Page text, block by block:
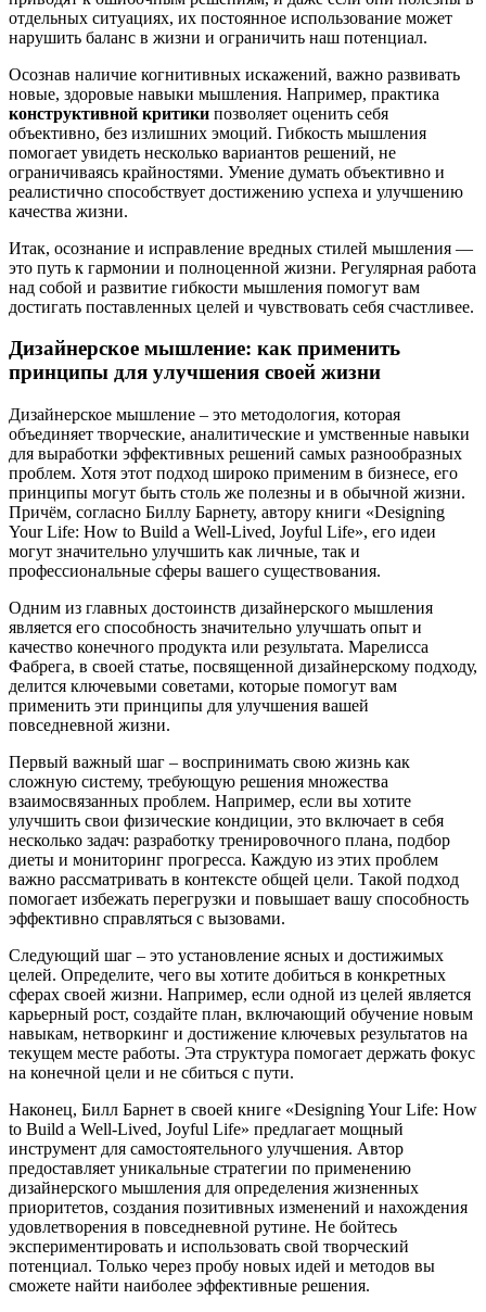
отдельных ситуациях, их постоянное использование может
нарушить баланс в жизни и ограничить наш потенциал.
Осознав наличие когнитивных искажений, важно развивать
новые, здоровые навыки мышления. Например, практика
конструктивной критики позволяет оценить себя
объективно, без излишних эмоций. Гибкость мышления
помогает увидеть несколько вариантов решений, не
ограничиваясь крайностями. Умение думать объективно и
реалистично способствует достижению успеха и улучшению
качества жизни.
Итак, осознание и исправление вредных стилей мышления —
это путь к гармонии и полноценной жизни. Регулярная работа
над собой и развитие гибкости мышления помогут вам
достигать поставленных целей и чувствовать себя счастливее.
Дизайнерское мышление: как применить
принципы для улучшения своей жизни
Дизайнерское мышление – это методология, которая
объединяет творческие, аналитические и умственные навыки
для выработки эффективных решений самых разнообразных
проблем. Хотя этот подход широко применим в бизнесе, его
принципы могут быть столь же полезны и в обычной жизни.
Причём, согласно Биллу Барнету, автору книги «Designing
Your Life: How to Build a Well-Lived, Joyful Life», его идеи
могут значительно улучшить как личные, так и
профессиональные сферы вашего существования.
Одним из главных достоинств дизайнерского мышления
является его способность значительно улучшать опыт и
качество конечного продукта или результата. Марелисса
Фабрега, в своей статье, посвященной дизайнерскому подходу,
делится ключевыми советами, которые помогут вам
применить эти принципы для улучшения вашей
повседневной жизни.
Первый важный шаг – воспринимать свою жизнь как
сложную систему, требующую решения множества
взаимосвязанных проблем. Например, если вы хотите
улучшить свои физические кондиции, это включает в себя
несколько задач: разработку тренировочного плана, подбор
диеты и мониторинг прогресса. Каждую из этих проблем
важно рассматривать в контексте общей цели. Такой подход
помогает избежать перегрузки и повышает вашу способность
эффективно справляться с вызовами.
Следующий шаг – это установление ясных и достижимых
целей. Определите, чего вы хотите добиться в конкретных
сферах своей жизни. Например, если одной из целей является
карьерный рост, создайте план, включающий обучение новым
навыкам, нетворкинг и достижение ключевых результатов на
текущем месте работы. Эта структура помогает держать фокус
на конечной цели и не сбиться с пути.
Наконец, Билл Барнет в своей книге «Designing Your Life: How
to Build a Well-Lived, Joyful Life» предлагает мощный
инструмент для самостоятельного улучшения. Автор
предоставляет уникальные стратегии по применению
дизайнерского мышления для определения жизненных
приоритетов, создания позитивных изменений и нахождения
удовлетворения в повседневной рутине. Не бойтесь
экспериментировать и использовать свой творческий
потенциал. Только через пробу новых идей и методов вы
сможете найти наиболее эффективные решения.